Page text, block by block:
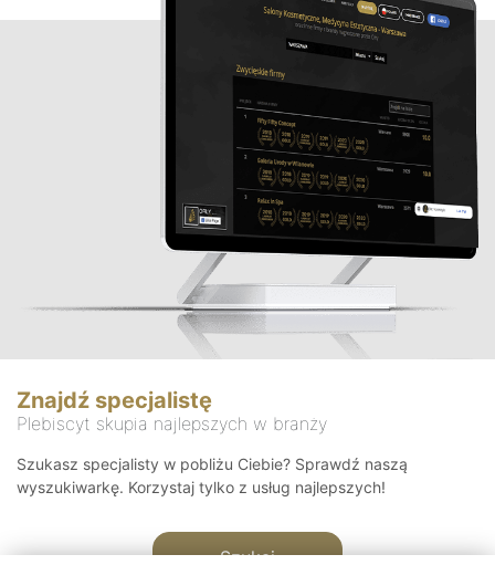
Znajdź specjalistę
Plebiscyt skupia najlepszych w branży
Szukasz specjalisty w pobliżu Ciebie? Sprawdź naszą
wyszukiwarkę. Korzystaj tylko z usług najlepszych!
Szukaj